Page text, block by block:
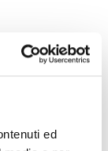
ed